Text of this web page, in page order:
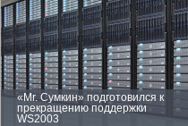
«Mr. Сумкин» подготовился к
прекращению поддержки
WS2003